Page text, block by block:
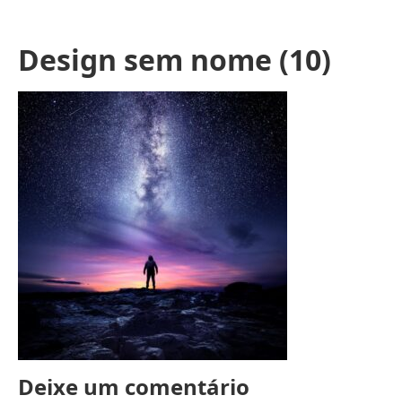
Design sem nome (10)
Deixe um comentário